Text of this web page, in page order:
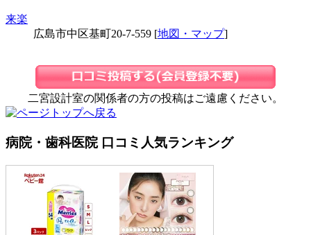
来楽
広島市中区基町20-7-559 [地図・マップ]
二宮設計室の関係者の方の投稿はご遠慮ください。
病院・歯科医院 口コミ人気ランキング